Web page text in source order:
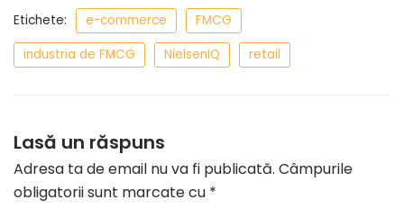
Etichete: e-commerce
FMCG
industria de FMCG
NielsenIQ retail
Lasă un răspuns
Adresa ta de email nu va fi publicată. Câmpurile
obligatorii sunt marcate cu *